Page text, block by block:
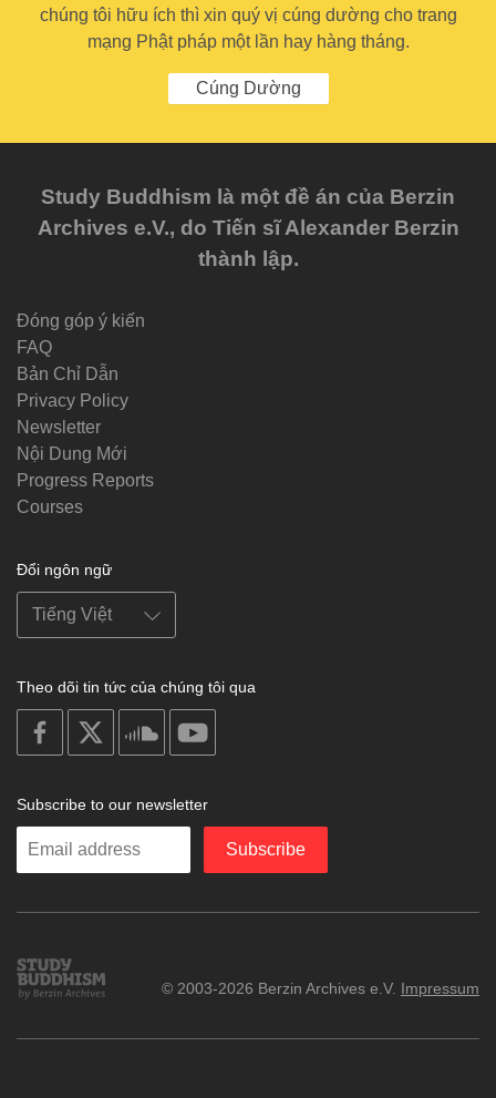
chúng tôi hữu ích thì xin quý vị cúng dường cho trang
mạng Phật pháp một lần hay hàng tháng.
Cúng Dường
Study Buddhism là một đề án của Berzin
Archives e.V., do Tiến sĩ Alexander Berzin
thành lập.
Đóng góp ý kiến
FAQ
Bản Chỉ Dẫn
Privacy Policy
Newsletter
Nội Dung Mới
Progress Reports
Courses
Đổi ngôn ngữ
Theo dõi tin tức của chúng tôi qua
on
facebook
soundcloud
Subscribe to our newsletter
Enter
Subscribe
Study
Buddhism
© 2003-2026 Berzin Archives e.V. Impressum